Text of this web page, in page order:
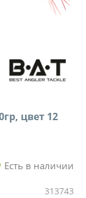
цвет 12
Есть в наличии
313743